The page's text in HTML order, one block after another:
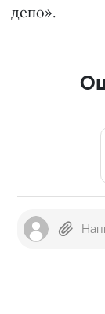
депо».